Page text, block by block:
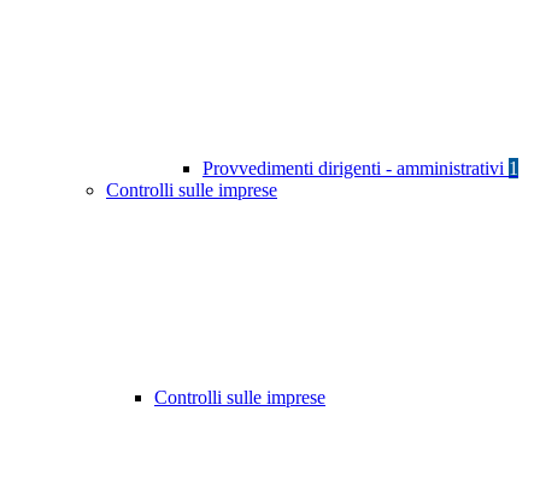
Provvedimenti dirigenti - amministrativi 1
Controlli sulle imprese
Controlli sulle imprese